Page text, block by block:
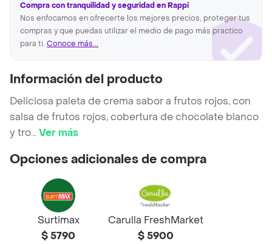
Compra con tranquilidad y seguridad en Rappi
Nos enfocamos en ofrecerte los mejores precios, proteger tus
compras y que puedas utilizar el medio de pago más practico
para ti. Conoce más...
Información del producto
Deliciosa paleta de crema sabor a frutos rojos, con
salsa de frutos rojos, cobertura de chocolate blanco
y tro...Ver más
Opciones adicionales de compra
Surtimax
$ 5790
Carulla FreshMarket
$ 5900